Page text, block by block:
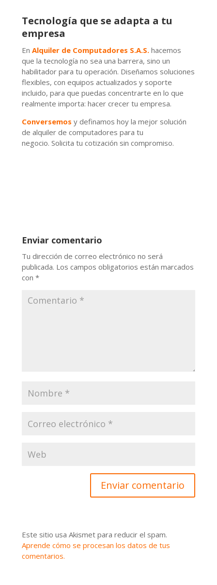
Tecnología que se adapta a tu
empresa
En Alquiler de Computadores S.A.S.hacemos
que la tecnología no sea una barrera, sino un
habilitador para tu operación. Diseñamos soluciones
flexibles, con equipos actualizados y soporte
incluido, para que puedas concentrarte en lo que
realmente importa: hacer crecer tu empresa.
Conversemos y definamos hoy la mejor solución
de alquiler de computadores para tu
negocio. Solicita tu cotización sin compromiso.
Enviar comentario
Tu dirección de correo electrónico no será
publicada. Los campos obligatorios están marcados
con *
Este sitio usa Akismet para reducir el spam.
Aprende cómo se procesan los datos de tus
comentarios.